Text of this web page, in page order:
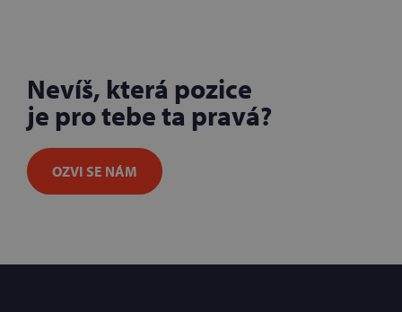
Nevíš, která pozice
je pro tebe ta pravá?
OZVI SE NÁM